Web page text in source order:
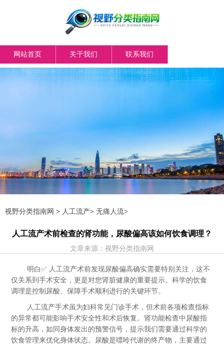
网站首页 关于我们 联系我们
视野分类指南网 > 人工流产> 无痛人流>
人工流产术前检查的肾功能，尿酸偏高该如何饮食调理？
文章来源：视野分类指南网
明白✅ 人工流产术前发现尿酸偏高确实需要特别关注，这不
仅关系到手术安全，更是对您肾脏健康的重要提示。科学的饮食
调理是控制尿酸、保障手术顺利进行的关键环节。
人工流产手术虽为妇科常见门诊手术，但术前各项检查指标
的异常都可能影响手术安全性和术后恢复。肾功能检查中尿酸指
标的升高，如同身体发出的预警信号，提示我们需要通过科学的
饮食管理来优化身体状态。尿酸是嘌呤代谢的终产物，主要通过